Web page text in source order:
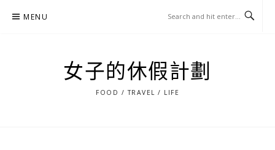
MENU
女子的休假計劃
FOOD / TRAVEL / LIFE